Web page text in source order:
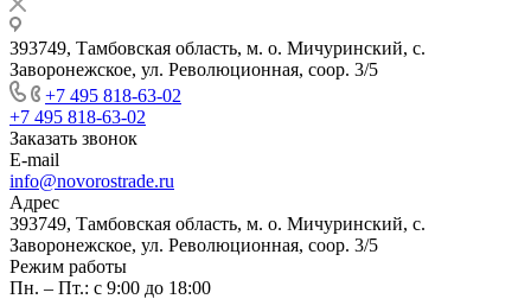
393749, Тамбовская область, м. о. Мичуринский, с.
Заворонежское, ул. Революционная, соор. 3/5
+7 495 818-63-02
+7 495 818-63-02
Заказать звонок
E-mail
info@novorostrade.ru
Адрес
393749, Тамбовская область, м. о. Мичуринский, с.
Заворонежское, ул. Революционная, соор. 3/5
Режим работы
Пн. – Пт.: с 9:00 до 18:00